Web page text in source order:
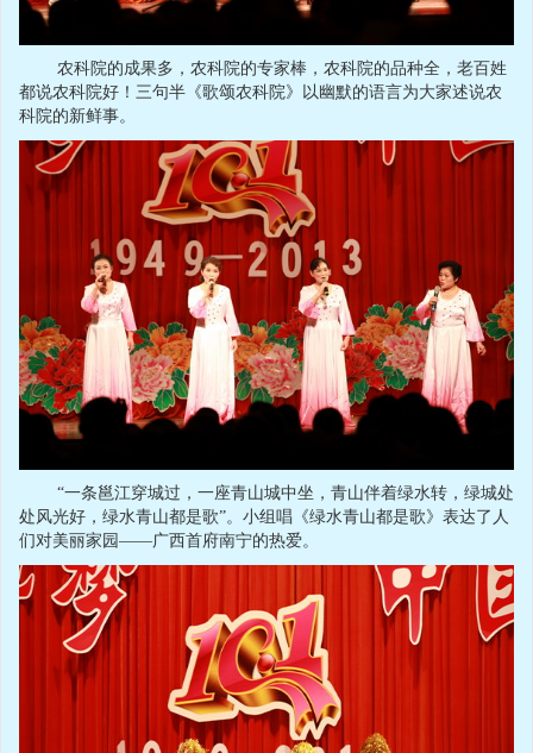
农科院的成果多，农科院的专家棒，农科院的品种全，老百姓
都说农科院好！三句半《歌颂农科院》以幽默的语言为大家述说农
科院的新鲜事。
“一条邕江穿城过，一座青山城中坐，青山伴着绿水转，绿城处
处风光好，绿水青山都是歌”。小组唱《绿水青山都是歌》表达了人
们对美丽家园——广西首府南宁的热爱。